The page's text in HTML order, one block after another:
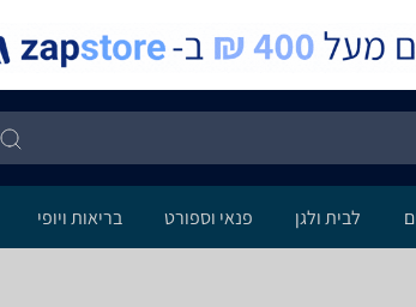
לבית ולגן פנאי וספורט בריאות ויופי